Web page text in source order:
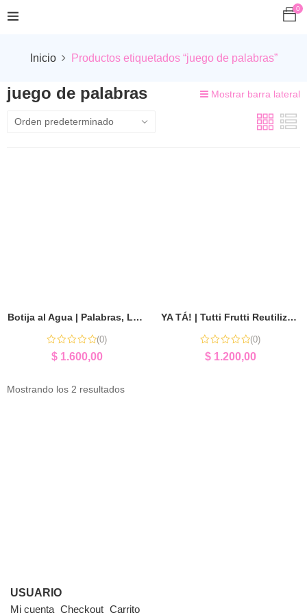
0
Inicio Productos etiquetados “juego de palabras”
juego de palabras Mostrar barra lateral
Botija al Agua | Palabras, Lógica y Ortografía
(0)
$1.600,00
YA TÁ! | Tutti Frutti Reutilizable y Didáctico para Niños
(0)
$1.200,00
Mostrando los 2 resultados
USUARIO
Mi cuenta Checkout Carrito